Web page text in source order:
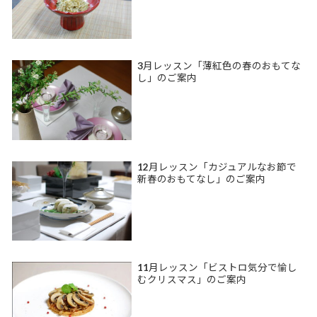
3月レッスン「薄紅色の春のおもてな
し」のご案内
12月レッスン「カジュアルなお節で
新春のおもてなし」のご案内
11月レッスン「ビストロ気分で愉し
むクリスマス」のご案内